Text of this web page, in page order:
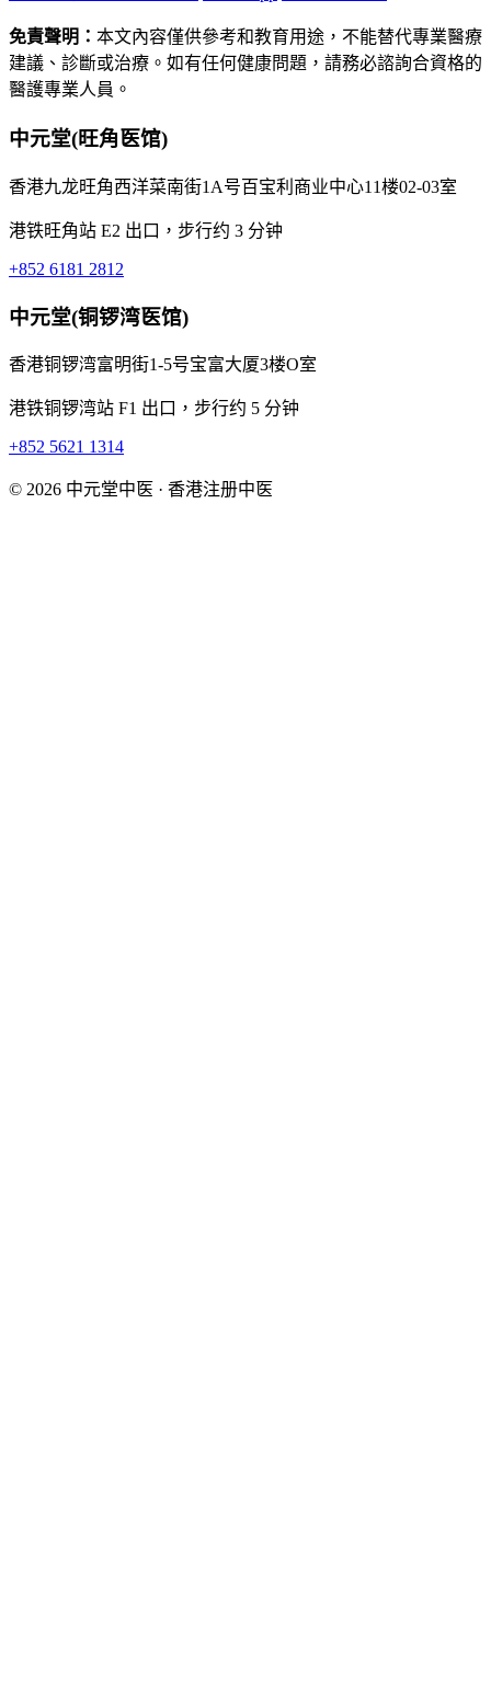
免責聲明： 本文內容僅供參考和教育用途，不能替代專業醫療
建議、診斷或治療。如有任何健康問題，請務必諮詢合資格的
醫護專業人員。
中元堂(旺角医馆)
香港九龙旺角西洋菜南街1A号百宝利商业中心11楼02-03室
港铁旺角站 E2 出口，步行约 3 分钟
+852 6181 2812
中元堂(铜锣湾医馆)
香港铜锣湾富明街1-5号宝富大厦3楼O室
港铁铜锣湾站 F1 出口，步行约 5 分钟
+852 5621 1314
© 2026 中元堂中医 · 香港注册中医